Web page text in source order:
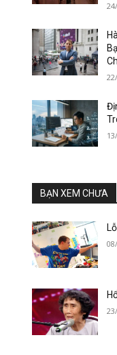
BẠN XEM CHƯA